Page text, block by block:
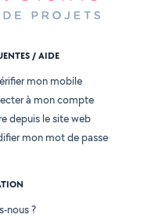
/ AIDE
mon mobile
à mon compte
depuis le site web
mon mot de passe
nous ?